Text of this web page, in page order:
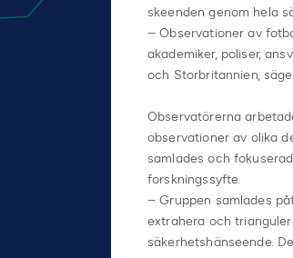
skeenden genom hela
– Observationer av
akademiker, poliser,
och Storbritannien,
Observatörerna
observationer av olika
samlades och
forskningssyfte.
– Gruppen samlades
extrahera och
säkerhetshänseende.